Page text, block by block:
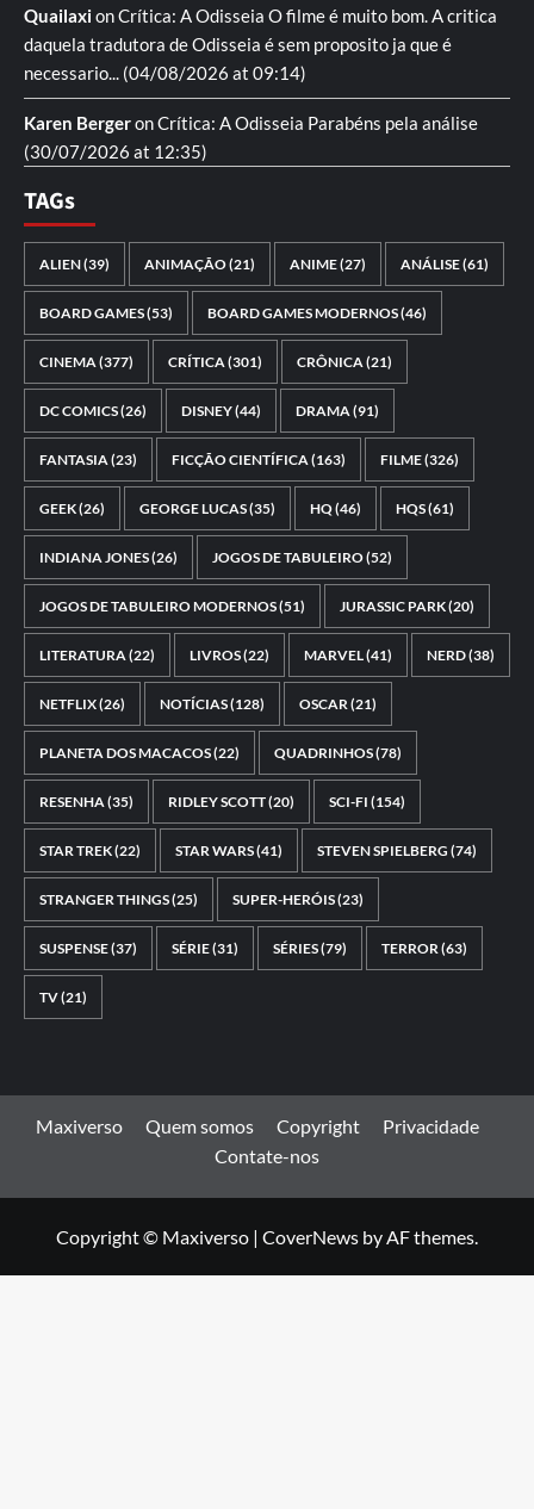
QuailaxionCrítica: A Odisseia O filme é muito bom. A critica
daquela tradutora de Odisseia é sem proposito ja que é
necessario... (04/08/2026 at 09:14)
Karen BergeronCrítica: A Odisseia Parabéns pela análise
(30/07/2026 at 12:35)
TAGs
ALIEN(39) ANIMAÇÃO(21) ANIME(27) ANÁLISE(61)
BOARD GAMES(53) BOARD GAMES MODERNOS(46)
CINEMA(377) CRÍTICA(301) CRÔNICA(21)
DC COMICS(26) DISNEY(44) DRAMA(91)
FANTASIA(23) FICÇÃO CIENTÍFICA(163) FILME(326)
GEEK(26) GEORGE LUCAS(35) HQ(46) HQS(61)
INDIANA JONES(26) JOGOS DE TABULEIRO(52)
JOGOS DE TABULEIRO MODERNOS(51) JURASSIC PARK(20)
LITERATURA(22) LIVROS(22) MARVEL(41) NERD(38)
NETFLIX(26) NOTÍCIAS(128) OSCAR(21)
PLANETA DOS MACACOS(22) QUADRINHOS(78)
RESENHA(35) RIDLEY SCOTT(20) SCI-FI (154)
STAR TREK(22) STAR WARS(41) STEVEN SPIELBERG (74)
STRANGER THINGS(25) SUPER-HERÓIS(23)
SUSPENSE(37) SÉRIE(31) SÉRIES(79) TERROR(63)
TV(21)
Maxiverso Quem somos Copyright
Privacidade
Contate-nos
Copyright © Maxiverso | CoverNews by AF themes.